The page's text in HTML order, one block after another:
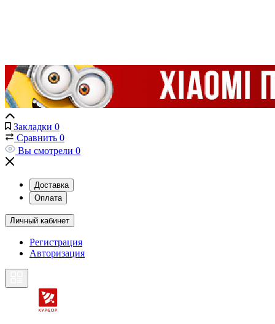
Закладки 0
Сравнить 0
Вы смотрели 0
Доставка
Оплата
Личный кабинет
Регистрация
Авторизация